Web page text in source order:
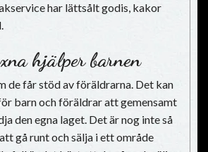
har lättsålt godis, kakor
hjälper barnen
de får stöd av föräldrarna. Det kan
barn och föräldrar att gemensamt
den egna laget. Det är nog inte så
gå runt och sälja i ett område